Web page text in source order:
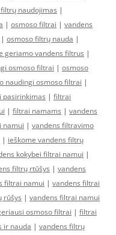
naudojimas |
| osmoso filtrai | vandens
| osmoso filtrų nauda |
geriamo vandens filtrus |
osmoso filtrai | osmoso
naudingi osmoso filtrai |
| filtrai
| filtrai namams | vandens
namui | vandens filtravimo
| ieškome vandens filtrų
kokybei filtrai namui |
filtrų rtūšys | vandens
filtrai namui | vandens filtrai
rūšys | vandens filtrai namui
osmoso filtrai | filtrai
ir nauda | vandens filtrų